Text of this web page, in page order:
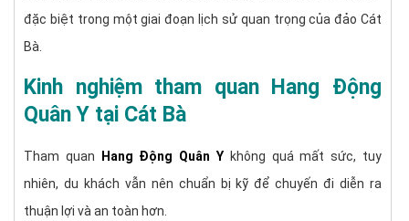
đặc biệt trong một giai đoạn lịch sử quan trọng của đảo Cát
Bà.
Kinh nghiệm tham quan Hang Động
Quân Y tại Cát Bà
Tham quan Hang Động Quân Y không quá mất sức, tuy
nhiên, du khách vẫn nên chuẩn bị kỹ để chuyến đi diễn ra
thuận lợi và an toàn hơn.